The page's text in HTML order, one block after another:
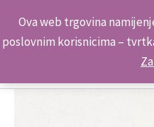
Ova web trgovina
poslovnim korisnicima –
content
Kontakt